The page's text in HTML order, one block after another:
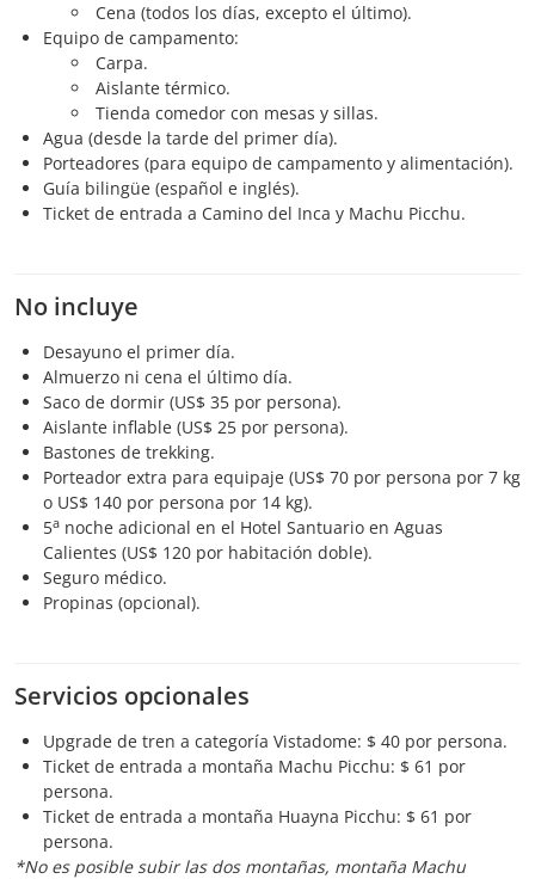
Cena (todos los días, excepto el último).
Equipo de campamento:
Carpa.
Aislante térmico.
Tienda comedor con mesas y sillas.
Agua (desde la tarde del primer día).
Porteadores (para equipo de campamento y alimentación).
Guía bilingüe (español e inglés).
Ticket de entrada a Camino del Inca y Machu Picchu.
No incluye
Desayuno el primer día.
Almuerzo ni cena el último día.
Saco de dormir (US$ 35 por persona).
Aislante inflable (US$ 25 por persona).
Bastones de trekking.
Porteador extra para equipaje (US$ 70 por persona por 7 kg
o US$ 140 por persona por 14 kg).
5a noche adicional en el Hotel Santuario en Aguas
Calientes (US$ 120 por habitación doble).
Seguro médico.
Propinas (opcional).
Servicios opcionales
Upgrade de tren a categoría Vistadome: $ 40 por persona.
Ticket de entrada a montaña Machu Picchu: $ 61 por
persona.
Ticket de entrada a montaña Huayna Picchu: $ 61 por
persona.
*No es posible subir las dos montañas, montaña Machu